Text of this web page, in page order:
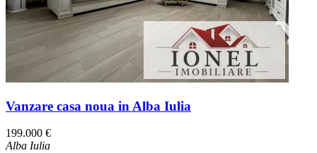
Vanzare casa noua in Alba Iulia
199.000 €
Alba Iulia